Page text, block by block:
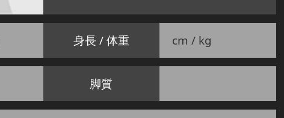
身長 / 体重 cm / kg
脚質